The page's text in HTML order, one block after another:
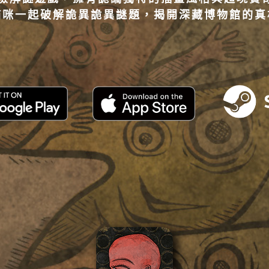
一起破解詭異詭異謎題，揭開深藏博物館的